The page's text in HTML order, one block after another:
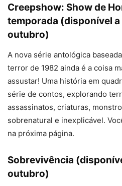
Creepshow: Show de
temporada (disponível
outubro)
A nova série antológica
terror de 1982 ainda é a coisa
assustar! Uma história em
série de contos, explorando
assassinatos, criaturas,
sobrenatural e inexplicável.
na próxima página.
Sobrevivência
outubro)